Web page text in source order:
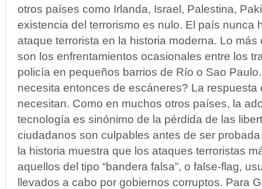
otros países como Irlanda, Israel, Palestina,
existencia del terrorismo es nulo. El país nunca
ataque terrorista en la historia moderna. Lo más
son los enfrentamientos ocasionales entre los
policía en pequeños barrios de Río o Sao
necesita entonces de escáneres? La respuesta
necesitan. Como en muchos otros países, la
tecnología es sinónimo de la pérdida de las
ciudadanos son culpables antes de ser
la historia muestra que los ataques terroristas
aquellos del tipo “bandera falsa”, o false-flag,
llevados a cabo por gobiernos corruptos. Para